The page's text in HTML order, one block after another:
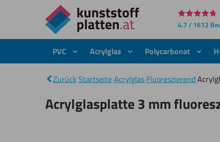
Direkt
zum
4.7 / 1612
PVC Acrylglas Polycarbonat
Zurück StartseiteAcrylglas Fluoreszierend
Acrylglasplatte 3 mm